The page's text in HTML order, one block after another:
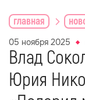
главная
05 ноября 2025
Влад
Юрия